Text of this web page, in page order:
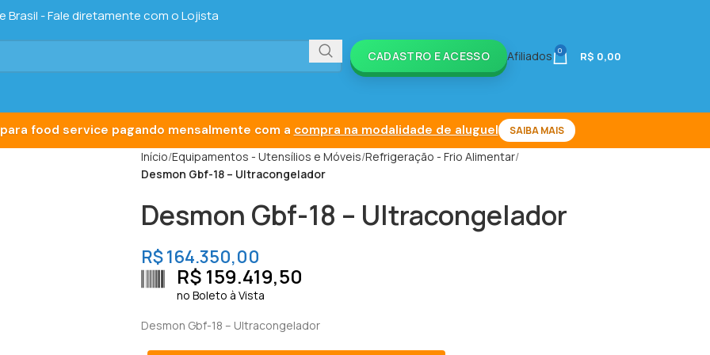
- Fale diretamente com o Lojista
CADASTRO E ACESSO Afiliados 0 R$ 0,00
Início Equipamentos - Utensílios e Móveis Refrigeração - Frio Alimentar
Desmon Gbf-18 – Ultracongelador
Desmon Gbf-18 – Ultracongelador
R$164.350,00
R$ 159.419,50
no Boleto à Vista
Desmon Gbf-18 – Ultracongelador
food service pagando mensalmente com a compra na modalidade de aluguel SAIBA MAIS